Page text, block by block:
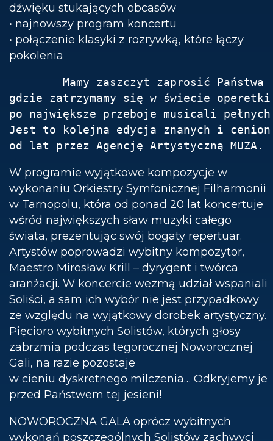
dźwięku stukających obcasów
• najnowszy program koncertu
• połączenie klasyki z rozrywką, które łączy
pokolenia
Mamy zaszczyt zaprosić
gdzie zatrzymamy się w świecie
po największe przeboje musicali
Jest to kolejna edycja znanych i
od lat przez Agencję Artystyczną MUZA.
W programie wyjątkowe kompozycje w
wykonaniu Orkiestry Symfonicznej Filharmonii
w Tarnopolu, która od ponad 20 lat koncertuje
wśród największych sław muzyki całego
świata, prezentując swój bogaty repertuar.
Artystów poprowadzi wybitny kompozytor,
Maestro Mirosław Krill – dyrygent i twórca
aranżacji. W koncercie wezmą udział wspaniali
Soliści, a sam ich wybór nie jest przypadkowy
ze względu na wyjątkowy dorobek artystyczny.
Pięcioro wybitnych Solistów, których głosy
zabrzmią podczas tegorocznej Noworocznej
Gali, na razie pozostaje
w cieniu dyskretnego milczenia… Odkryjemy je
przed Państwem tej jesieni!
NOWOROCZNA GALA oprócz wybitnych
wykonań poszczególnych Solistów zachwyci